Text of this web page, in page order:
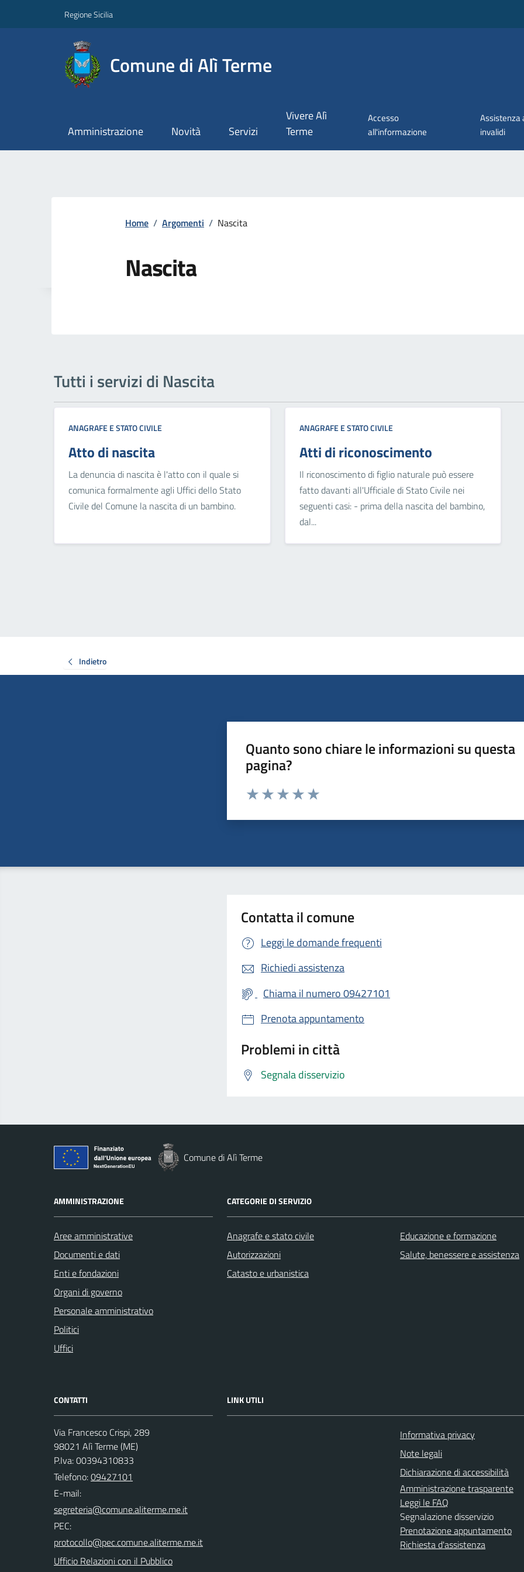
Regione Sicilia
Comune di Alì Terme
Amministrazione Novità Servizi
Vivere Alì
Terme
Accesso
all'informazione
Assistenza
invalidi
Home / Argomenti / Nascita
Nascita
Tutti i servizi di Nascita
ANAGRAFE E STATO CIVILE
Atto di nascita
La denuncia di nascita è l'atto con il quale si
comunica formalmente agli Uffici dello Stato
Civile del Comune la nascita di un bambino.
ANAGRAFE E STATO CIVILE
Atti di riconoscimento
Il riconoscimento di figlio naturale può essere
fatto davanti all'Ufficiale di Stato Civile nei
seguenti casi: - prima della nascita del bambino,
dal...
Indietro
Quanto sono chiare le informazioni su questa
pagina?
Valuta da 1 a 5 stelle la pagina
Contatta il comune
Leggi le domande frequenti
Richiedi assistenza
Chiama il numero 09427101
Prenota appuntamento
Problemi in città
Segnala disservizio
Comune di Alì Terme
AMMINISTRAZIONE
Aree amministrative
Documenti e dati
Enti e fondazioni
Organi di governo
Personale amministrativo
Politici
Uffici
CATEGORIE DI SERVIZIO
Anagrafe e stato civile
Autorizzazioni
Catasto e urbanistica
Educazione e formazione
Salute, benessere e assistenza
CONTATTI
Via Francesco Crispi, 289
98021 Alì Terme (ME)
P.Iva: 00394310833
Telefono:09427101
E-mail:
PEC:
Ufficio Relazioni con il Pubblico
LINK UTILI
Informativa privacy
Note legali
Dichiarazione di accessibilità
Amministrazione trasparente
Leggi le FAQ
Segnalazione disservizio
Prenotazione appuntamento
Richiesta d'assistenza